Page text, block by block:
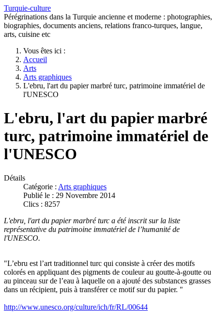
Turquie-culture
Pérégrinations dans la Turquie ancienne et moderne : photographies,
biographies, documents anciens, relations franco-turques, langue,
arts, cuisine etc
Vous êtes ici :
Accueil
Arts
Arts graphiques
L'ebru, l'art du papier marbré turc, patrimoine immatériel de
l'UNESCO
L'ebru, l'art du papier marbré
turc, patrimoine immatériel de
l'UNESCO
Détails
Catégorie : Arts graphiques
Publié le : 29 Novembre 2014
Clics : 8257
L'ebru, l'art du papier marbré turc a été inscrit sur la liste
représentative du patrimoine immatériel de l’humanité de
l'UNESCO.
"L’ebru est l’art traditionnel turc qui consiste à créer des motifs
colorés en appliquant des pigments de couleur au goutte-à-goutte ou
au pinceau sur de l’eau à laquelle on a ajouté des substances grasses
dans un récipient, puis à transférer ce motif sur du papier. "
http://www.unesco.org/culture/ich/fr/RL/00644